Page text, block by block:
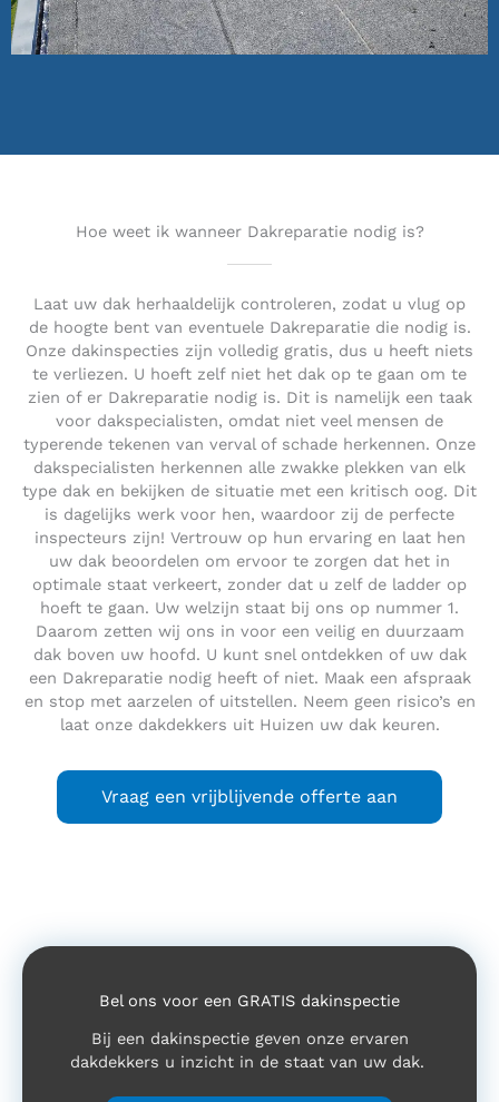
Hoe weet ik wanneer Dakreparatie nodig is?
Laat uw dak herhaaldelijk controleren, zodat u vlug op
de hoogte bent van eventuele Dakreparatie die nodig is.
Onze dakinspecties zijn volledig gratis, dus u heeft niets
te verliezen. U hoeft zelf niet het dak op te gaan om te
zien of er Dakreparatie nodig is. Dit is namelijk een taak
voor dakspecialisten, omdat niet veel mensen de
typerende tekenen van verval of schade herkennen. Onze
dakspecialisten herkennen alle zwakke plekken van elk
type dak en bekijken de situatie met een kritisch oog. Dit
is dagelijks werk voor hen, waardoor zij de perfecte
inspecteurs zijn! Vertrouw op hun ervaring en laat hen
uw dak beoordelen om ervoor te zorgen dat het in
optimale staat verkeert, zonder dat u zelf de ladder op
hoeft te gaan. Uw welzijn staat bij ons op nummer 1.
Daarom zetten wij ons in voor een veilig en duurzaam
dak boven uw hoofd. U kunt snel ontdekken of uw dak
een Dakreparatie nodig heeft of niet. Maak een afspraak
en stop met aarzelen of uitstellen. Neem geen risico’s en
laat onze dakdekkers uit Huizen uw dak keuren.
Vraag een vrijblijvende offerte aan
Bel ons voor een GRATIS dakinspectie
Bij een dakinspectie geven onze ervaren
dakdekkers u inzicht in de staat van uw dak.